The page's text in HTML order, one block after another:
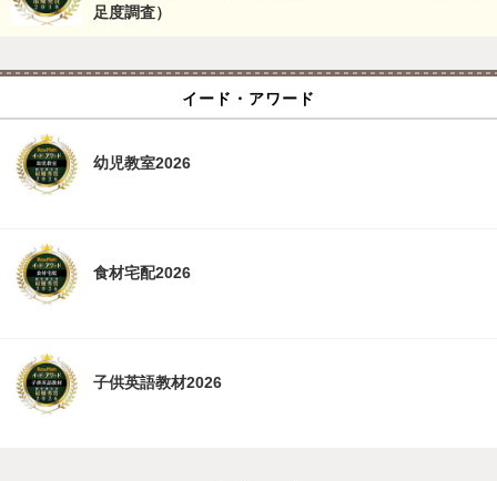
足度調査）
イード・アワード
幼児教室2026
食材宅配2026
子供英語教材2026